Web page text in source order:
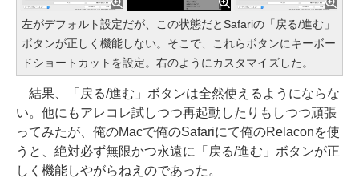
左がデフォルト設定だが、この状態だとSafariの「戻る/進む」
ボタンが正しく機能しない。そこで、これらボタンにキーボー
ドショートカットを設定。右のようにカスタマイズした。
結果、「戻る/進む」ボタンは全然使えるようにならな
い。他にもアレコレ試しつつ再起動したりもしつつ頑張
ってみたが、俺のMacで俺のSafariにて俺のRelaconを使
うと、絶対必ず無限かつ永遠に「戻る/進む」ボタンが正
しく機能しやがらねえのであった。